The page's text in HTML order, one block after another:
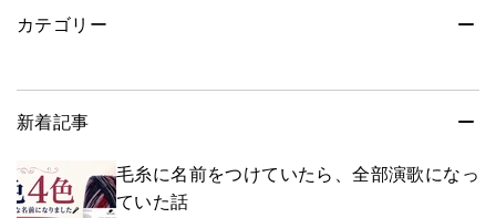
カテゴリー
新着記事
毛糸に名前をつけていたら、全部演歌になっ
ていた話